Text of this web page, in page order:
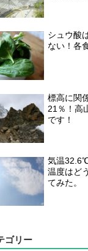
シュウ酸
ない！各
標高に関
21％！高
です！
気温
温度はど
てみた。
ゴリー